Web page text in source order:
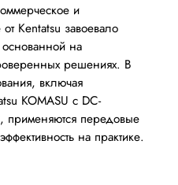
и
Kentatsu завоевало
на
решениях. В
включая
KOMASU с DC-
применяются передовые
на практике.